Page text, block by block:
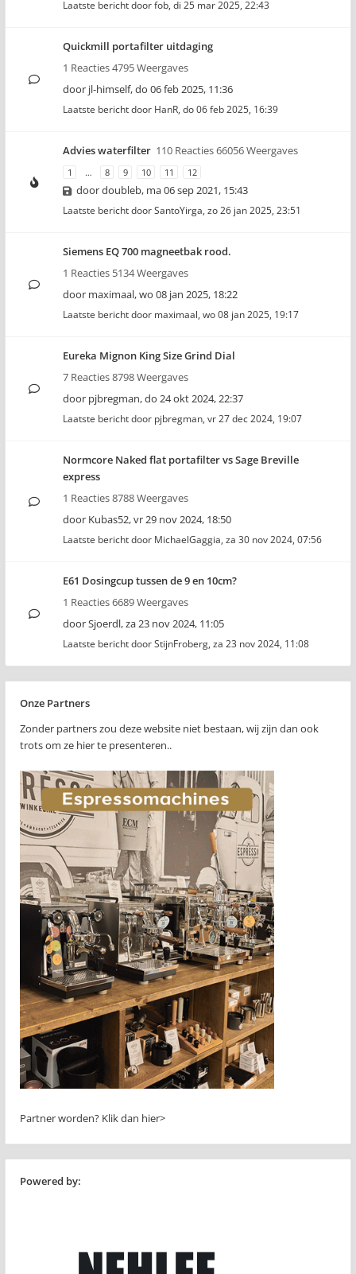
Laatste bericht doorfob, di 25 mar 2025, 22:43
Quickmill portafilter uitdaging
1 Reacties 4795 Weergaves
door jl-himself,do 06 feb 2025, 11:36
Laatste bericht door HanR, do 06 feb 2025, 16:39
Advies waterfilter 110 Reacties 66056 Weergaves
1 … 8 9 10 11 12
doordoubleb, ma 06 sep 2021, 15:43
Laatste bericht doorSantoYirga, zo 26 jan 2025, 23:51
Siemens EQ 700 magneetbak rood.
1 Reacties 5134 Weergaves
door maximaal,wo 08 jan 2025, 18:22
Laatste bericht door maximaal, wo 08 jan 2025, 19:17
Eureka Mignon King Size Grind Dial
7 Reacties 8798 Weergaves
door pjbregman,do 24 okt 2024, 22:37
Laatste bericht door pjbregman, vr 27 dec 2024, 19:07
Normcore Naked flat portafilter vs Sage Breville
express
1 Reacties 8788 Weergaves
door Kubas52,vr 29 nov 2024, 18:50
Laatste bericht door MichaelGaggia, za 30 nov 2024, 07:56
E61 Dosingcup tussen de 9 en 10cm?
1 Reacties 6689 Weergaves
doorSjoerdl,za 23 nov 2024, 11:05
Laatste bericht doorStijnFroberg, za 23 nov 2024, 11:08
Onze Partners
Zonder partners zou deze website niet bestaan, wij zijn dan ook
trots om ze hier te presenteren..
Partner worden? Klik dan hier>
Powered by: